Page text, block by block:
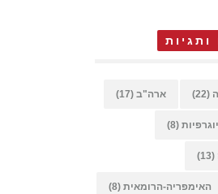
ותגיות
(22) ארה"ב (17)
(8)
(13)
האימפריה-הרומאית (8)